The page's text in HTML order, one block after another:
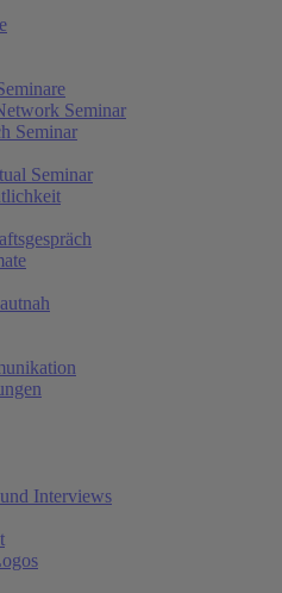
Seminar
Seminar
Seminar
Interviews